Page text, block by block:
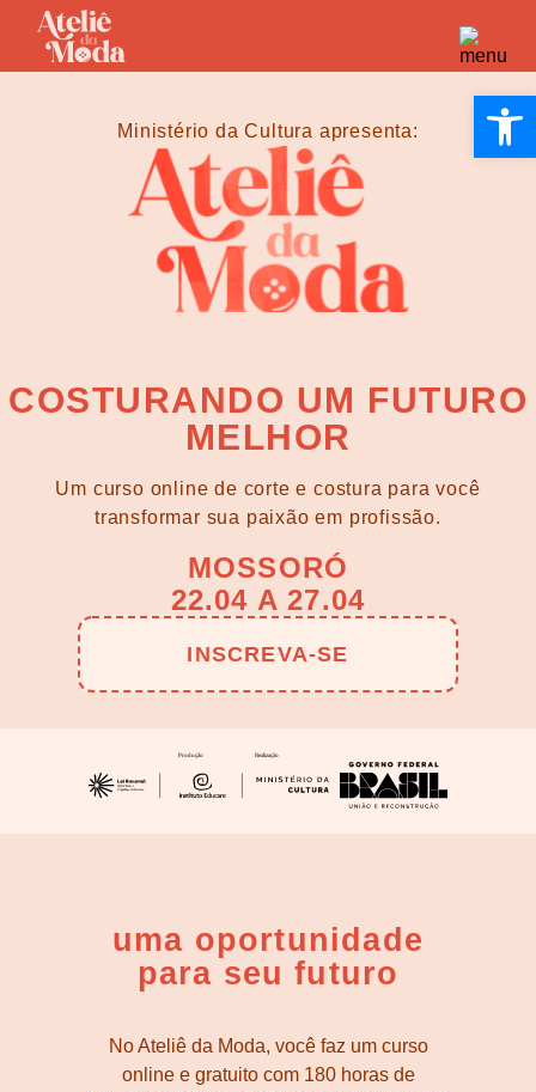
Ministério da Cultura apresenta:
COSTURANDO UM FUTURO
MELHOR
Um curso online de corte e costura para você
transformar sua paixão em profissão.
MOSSORÓ
22.04 A 27.04
INSCREVA-SE
uma oportunidade
para seu futuro
No Ateliê da Moda, você faz um curso
online e gratuito com 180 horas de